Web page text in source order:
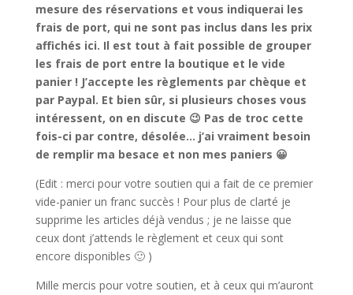
mesure des réservations et vous indiquerai les
frais de port, qui ne sont pas inclus dans les prix
affichés ici. Il est tout à fait possible de grouper
les frais de port entre la boutique et le vide
panier ! J’accepte les règlements par chèque et
par Paypal. Et bien sûr, si plusieurs choses vous
intéressent, on en discute 😉 Pas de troc cette
fois-ci par contre, désolée… j’ai vraiment besoin
de remplir ma besace et non mes paniers 😀
(Edit : merci pour votre soutien qui a fait de ce premier
vide-panier un franc succès ! Pour plus de clarté je
supprime les articles déjà vendus ; je ne laisse que
ceux dont j’attends le règlement et ceux qui sont
encore disponibles 🙂 )
Mille mercis pour votre soutien, et à ceux qui m’auront